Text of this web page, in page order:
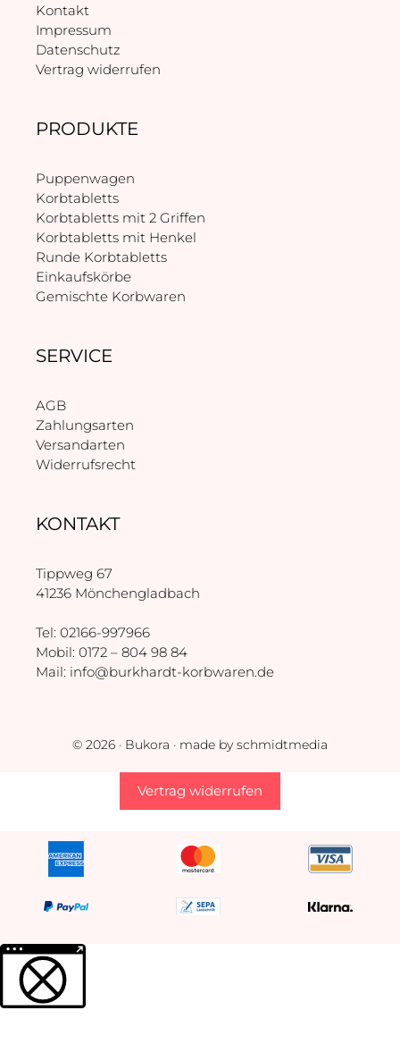
Kontakt
Impressum
Datenschutz
Vertrag widerrufen
PRODUKTE
Puppenwagen
Korbtabletts
Korbtabletts mit 2 Griffen
Korbtabletts mit Henkel
Runde Korbtabletts
Einkaufskörbe
Gemischte Korbwaren
SERVICE
AGB
Zahlungsarten
Versandarten
Widerrufsrecht
KONTAKT
Tippweg 67
41236 Mönchengladbach
Tel: 02166-997966
Mobil: 0172 – 804 98 84
Mail: info@burkhardt-korbwaren.de
© 2026 · Bukora · made by schmidtmedia
Vertrag widerrufen
Weitere Informationen über den gesperrten Inhalt.